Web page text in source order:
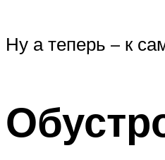
Ну а теперь – к